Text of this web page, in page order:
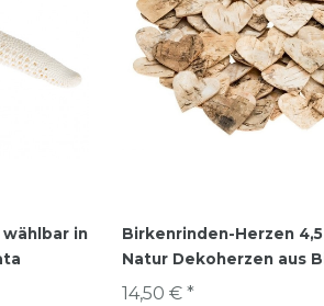
in
Birkenrinden-Herzen
Natur Dekoherzen aus
14,50 € *